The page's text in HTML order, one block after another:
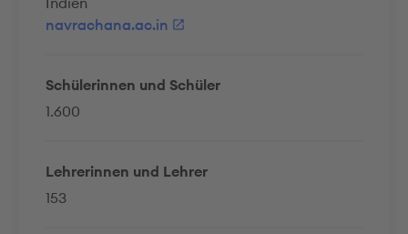
navrachana.ac.in
Schülerinnen und Schüler
1.600
Lehrerinnen und Lehrer
153